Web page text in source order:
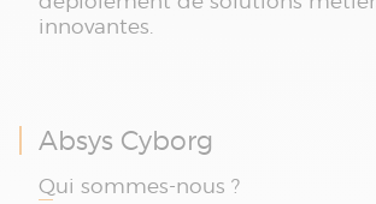
innovantes.
Absys Cyborg
Qui sommes-nous ?